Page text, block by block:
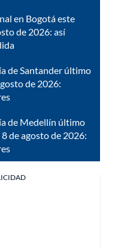
en Bogotá este
de 2026: así
de Santander último
de 2026:
de Medellín último
de agosto de 2026: